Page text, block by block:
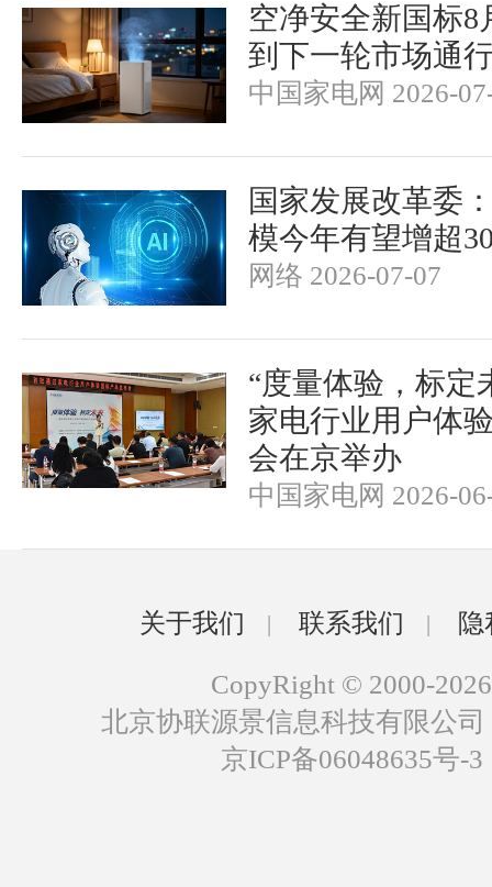
空净安全新国标8
到下一轮市场通
中国家电网 2026-
国家发展改革委
模今年有望增超
网络 2026-07-07
“度量体验，标定
家电行业用户体
会在京举办
中国家电网 2026-
关于我们 | 联系我们 |
CopyRight © 2000-2026
北京协联源景信息科技有限公
京ICP备06048635号-3